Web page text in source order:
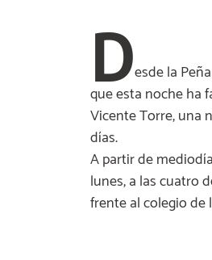
Desde la
que esta noche ha
Vicente Torre, una
días.
A partir de
lunes, a las cuatro
frente al colegio de